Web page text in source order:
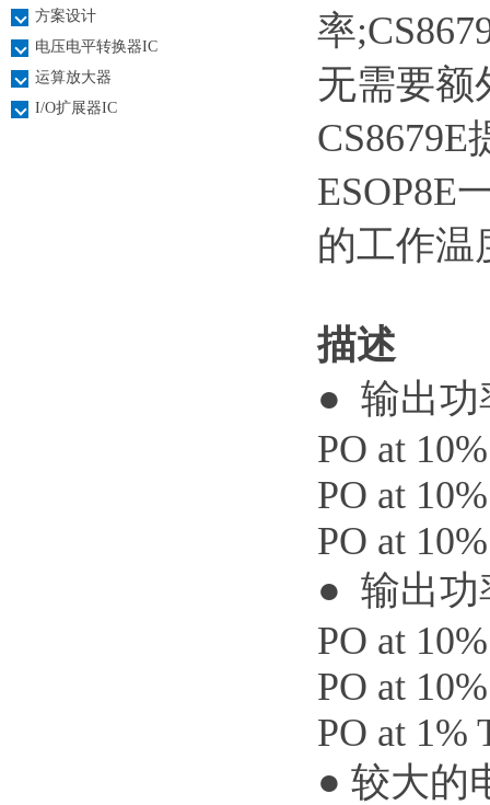
方案设计
电压电平转换器IC
运算放大器
I/O扩展器IC
率
无需要额
ESOP8E
的工作
描述
● 输出功
PO at
PO at
PO at
● 输出功
PO at
PO at
PO at
● 较大的